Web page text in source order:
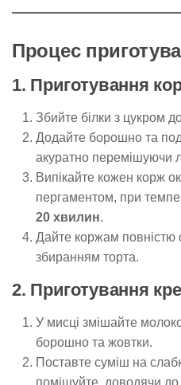
Процес
1. Приготування
Збийте білки з цукром до
Додайте борошно та
акуратно перемішуючи
Випікайте кожен корж
пергаментом, при
20 хвилин.
Дайте коржам повністю
збиранням торта.
2. Приготування
У мисці змішайте
борошно та жовтки.
Поставте суміш на
помішуйте, доводячи до